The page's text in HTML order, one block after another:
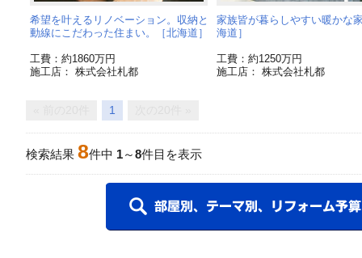
希望を叶えるリノベーション。収納と
動線にこだわった住まい。［北海道］
工費：約1860万円
施工店： 株式会社札都
家族皆が暮らしやすい暖かな
海道］
工費：約1250万円
施工店： 株式会社札都
1
検索結果 8件中 1～8件目を表示